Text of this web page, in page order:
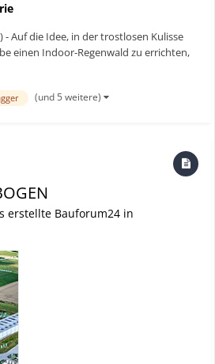
Auf die Idee, in der trostlosen Kulisse
einen Indoor-Regenwald zu errichten,
1990er in Angriff – in diesem Jahr
Volvo...
(und 5 weitere)
erstellte Bauforum24 in